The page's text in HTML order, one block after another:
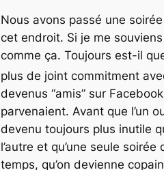
Nous avons passé une
cet endroit. Si je me
comme ça. Toujours est-il
plus de joint commitment
devenus “amis” sur
parvenaient. Avant que l’un
devenu toujours plus inutile
l’autre et qu’une seule
temps, qu’on devienne